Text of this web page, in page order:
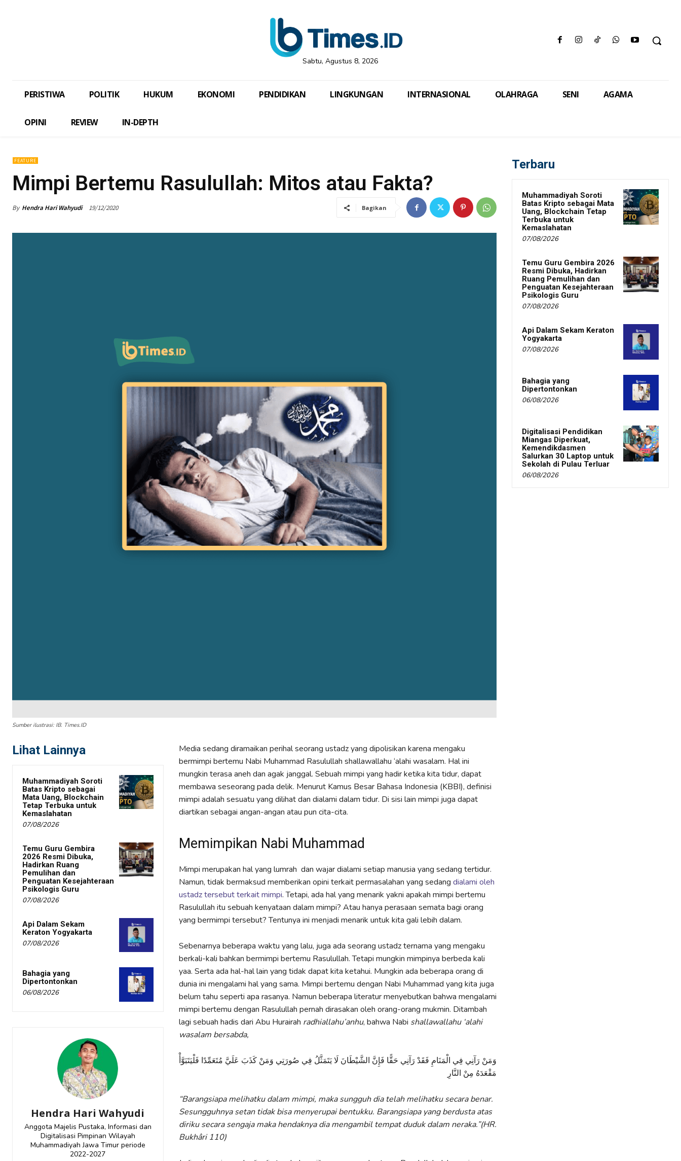
Sabtu, Agustus 8, 2026
PERISTIWA POLITIK HUKUM EKONOMI PENDIDIKAN LINGKUNGAN INTERNASIONAL OLAHRAGA SENI AGAMA
OPINI REVIEW IN-DEPTH
FEATURE
Mimpi Bertemu Rasulullah: Mitos atau Fakta?
By Hendra Hari Wahyudi 19/12/2020 Bagikan
Sumber ilustrasi: IB. Times.ID
Lihat Lainnya
Muhammadiyah Soroti
Batas Kripto sebagai
Mata Uang, Blockchain
Tetap Terbuka untuk
Kemaslahatan
07/08/2026
Temu Guru Gembira
2026 Resmi Dibuka,
Hadirkan Ruang
Pemulihan dan
Penguatan Kesejahteraan
Psikologis Guru
07/08/2026
Api Dalam Sekam
Keraton Yogyakarta
07/08/2026
Bahagia yang
Dipertontonkan
06/08/2026
Hendra Hari Wahyudi
Anggota Majelis Pustaka, Informasi dan
Digitalisasi Pimpinan Wilayah
Muhammadiyah Jawa Timur periode
2022-2027
Media sedang diramaikan perihal seorang ustadz yang dipolisikan karena mengaku
bermimpi bertemu Nabi Muhammad Rasulullah shallawallahu ‘alahi wasalam. Hal ini
mungkin terasa aneh dan agak janggal. Sebuah mimpi yang hadir ketika kita tidur, dapat
membawa seseorang pada delik. Menurut Kamus Besar Bahasa Indonesia (KBBI), definisi
mimpi adalah sesuatu yang dilihat dan dialami dalam tidur. Di sisi lain mimpi juga dapat
diartikan sebagai angan-angan atau pun cita-cita.
Memimpikan Nabi Muhammad
Mimpi merupakan hal yang lumrah dan wajar dialami setiap manusia yang sedang tertidur.
Namun, tidak bermaksud memberikan opini terkait permasalahan yang sedang dialami oleh
ustadz tersebut terkait mimpi. Tetapi, ada hal yang menarik yakni apakah mimpi bertemu
Rasulullah itu sebuah kenyataan dalam mimpi? Atau hanya perasaan semata bagi orang
yang bermimpi tersebut? Tentunya ini menjadi menarik untuk kita gali lebih dalam.
Sebenarnya beberapa waktu yang lalu, juga ada seorang ustadz ternama yang mengaku
berkali-kali bahkan bermimpi bertemu Rasulullah. Tetapi mungkin mimpinya berbeda kali
yaa. Serta ada hal-hal lain yang tidak dapat kita ketahui. Mungkin ada beberapa orang di
dunia ini mengalami hal yang sama. Mimpi bertemu dengan Nabi Muhammad yang kita juga
belum tahu seperti apa rasanya. Namun beberapa literatur menyebutkan bahwa mengalami
mimpi bertemu dengan Rasulullah pernah dirasakan oleh orang-orang mukmin. Ditambah
lagi sebuah hadis dari Abu Hurairah radhiallahu’anhu, bahwa Nabi shallawallahu ‘alahi
wasalam bersabda,
وَمَنْ رَآنِي فِي الْمَنَامِ فَقَدْ رَآنِي حَقًّا فَإِنَّ الشَّيْطَانَ لَا يَتَمَثَّلُ فِي صُورَتِي وَمَنْ كَذَبَ عَلَيَّ مُتَعَمِّدًا فَلْيَتَبَوَّأْ
مَقْعَدَهُ مِنْ النَّارِ
“Barangsiapa melihatku dalam mimpi, maka sungguh dia telah melihatku secara benar.
Sesungguhnya setan tidak bisa menyerupai bentukku. Barangsiapa yang berdusta atas
diriku secara sengaja maka hendaknya dia mengambil tempat duduk dalam neraka.”(HR.
Bukhâri 110)
Terbaru
Muhammadiyah Soroti
Batas Kripto sebagai Mata
Uang, Blockchain Tetap
Terbuka untuk
Kemaslahatan
07/08/2026
Temu Guru Gembira 2026
Resmi Dibuka, Hadirkan
Ruang Pemulihan dan
Penguatan Kesejahteraan
Psikologis Guru
07/08/2026
Api Dalam Sekam Keraton
Yogyakarta
07/08/2026
Bahagia yang
Dipertontonkan
06/08/2026
Digitalisasi Pendidikan
Miangas Diperkuat,
Kemendikdasmen
Salurkan 30 Laptop untuk
Sekolah di Pulau Terluar
06/08/2026